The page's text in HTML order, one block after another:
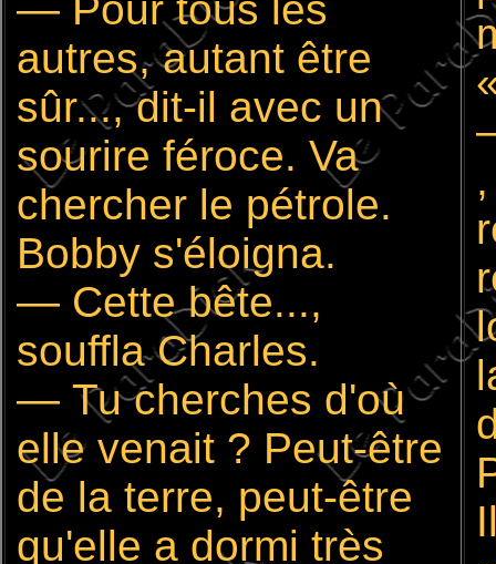
— Pour tous les
autres, autant être
sûr..., dit-il avec un
sourire féroce. Va
chercher le pétrole.
Bobby s'éloigna.
— Cette bête...,
souffla Charles.
— Tu cherches d'où
elle venait ? Peut-être
de la terre, peut-être
qu'elle a dormi très